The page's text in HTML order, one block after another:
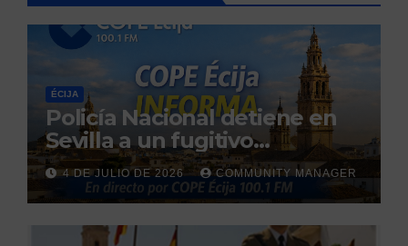
ÉCIJA
Policía Nacional detiene en
Sevilla a un fugitivo
reclamado por narcotráfico
tras no regresar a prisión
durante un permiso
penitenciario
4 DE JULIO DE 2026 COMMUNITY MANAGER